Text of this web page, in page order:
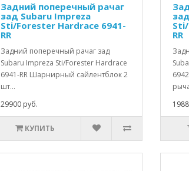
Задний поперечный рачаг
зад Subaru Impreza
Sti/Forester Hardrace 6941-
RR
Задний поперечный рачаг зад
Subaru Impreza Sti/Forester Hardrace
6941-RR Шарнирный сайлентблок 2
шт...
29900 руб.
КУПИТЬ
RR